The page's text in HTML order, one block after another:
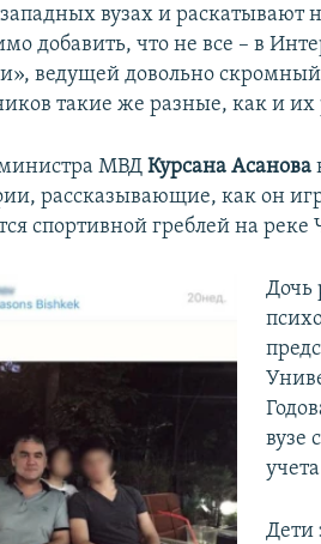
вузах и раскатывают
добавить, что не все – в
ведущей довольно
такие же разные, как и их
МВДКурсана Асанова
рассказывающие, как он
спортивной греблей на реке
Дочь
вузе
Дети